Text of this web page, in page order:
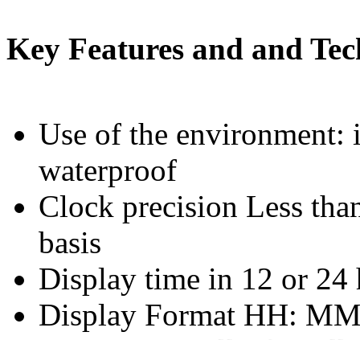
Key Features and and
Use of the environment:
waterproof
Clock precision Less
basis
Display time in 12 or 24
Display Format HH: